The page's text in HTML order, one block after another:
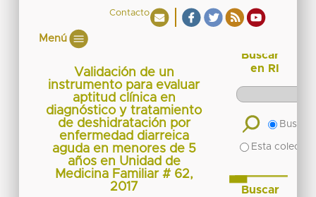
Contacto
Menú
Validación de un
instrumento para evaluar
aptitud clínica en
diagnóstico y tratamiento
de deshidratación por
enfermedad diarreica
aguda en menores de 5
años en Unidad de
Medicina Familiar # 62,
2017
Buscar
en RI
Buscar
Esta
Buscar